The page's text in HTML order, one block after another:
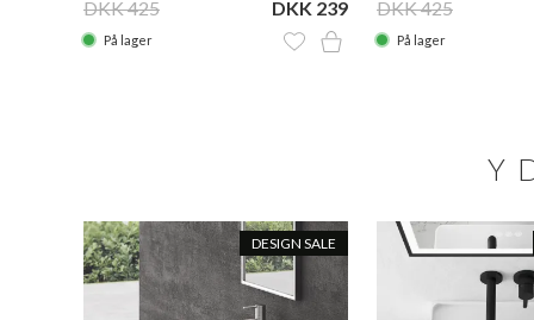
DKK 425 DKK 239
På lager
DKK 425
På lager
DESIGN SALE